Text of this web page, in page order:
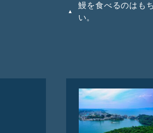
鰻を食べるのはも
い。